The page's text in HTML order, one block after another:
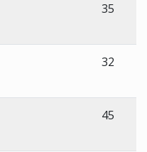
35
32
45